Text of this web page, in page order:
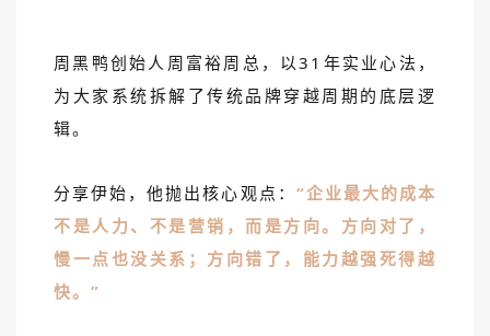
周黑鸭创始人周富裕周总，以31年实业心法，
为大家系统拆解了传统品牌穿越周期的底层逻
辑。
分享伊始，他抛出核心观点： “企业最大的成本
不是人力、不是营销，而是方向。方向对了，
慢一点也没关系；方向错了，能力越强死得越
快。”